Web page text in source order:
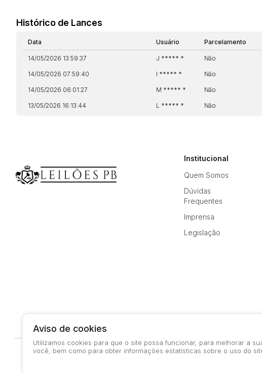
Histórico de Lances
Data Usuário Parcelamento
14/05/2026 13:59:37 J ***** * Não
14/05/2026 07:59:40 I ***** * Não
14/05/2026 06:01:27 M ***** * Não
13/05/2026 16:13:44 L ***** * Não
Institucional
Quem Somos
Dúvidas
Frequentes
Imprensa
Legislação
© 2026-present - Todos os direitos reservados
Aviso de cookies
Utilizamos cookies para que o site possa funcionar, para melhorar a
você, bem como para obter informações estatísticas sobre o uso do